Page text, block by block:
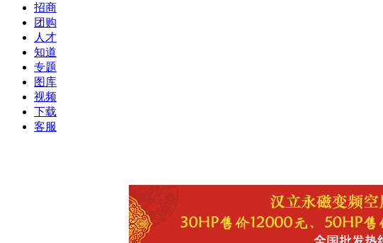
招商
团购
人才
知道
专题
图库
视频
下载
客服